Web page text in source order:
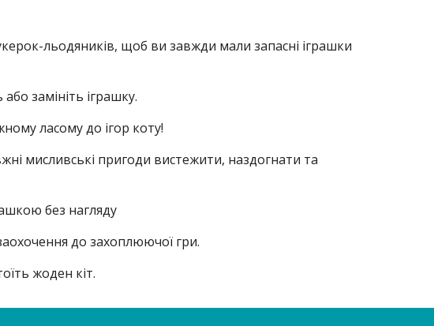
льодяників, щоб ви завжди мали запасні іграшки
замініть іграшку.
ласому до ігор коту!
мисливські пригоди вистежити, наздогнати та
без нагляду
до захоплюючої гри.
жоден кіт.